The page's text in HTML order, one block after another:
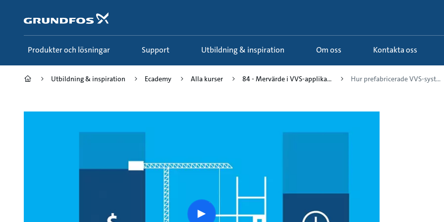
huvudinnehållet
Produkter och lösningar Support Utbildning & inspiration Om oss Kontakta oss
Utbildning & inspiration Ecademy Alla kurser 84 - Mervärde i VVS-applika... Hur prefabricerade VVS-syst...
Play